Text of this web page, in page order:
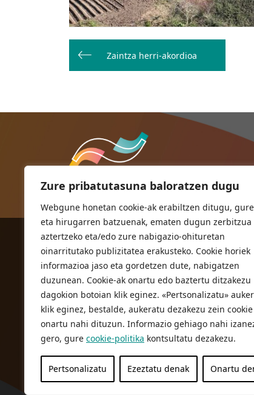
Zure pribatutasuna baloratzen dugu
Webgune honetan cookie-ak erabiltzen ditugu,
eta hirugarren batzuenak, ematen dugun zerbitzua
aztertzeko eta/edo zure nabigazio-ohituretan
oinarritutako publizitatea erakusteko. Cookie horiek
informazioa jaso eta gordetzen dute, nabigatzen
duzunean. Cookie-ak onartu edo baztertu ditzakezu
dagokion botoian klik eginez. «Pertsonalizatu»
klik eginez, bestalde, aukeratu dezakezu zein cookie
onartu nahi dituzun. Informazio gehiago nahi
gero, gure cookie-politika kontsultatu dezakezu.
Pertsonalizatu Ezeztatu denak Onartu
Bidalketetan
zeharZaintza herri-akordioa
ORIOKO UDALA
Herriko plaza,1
20810 Orio (Gipuzkoa)
T. 943 83 03 46
bulegoak@orio.eus